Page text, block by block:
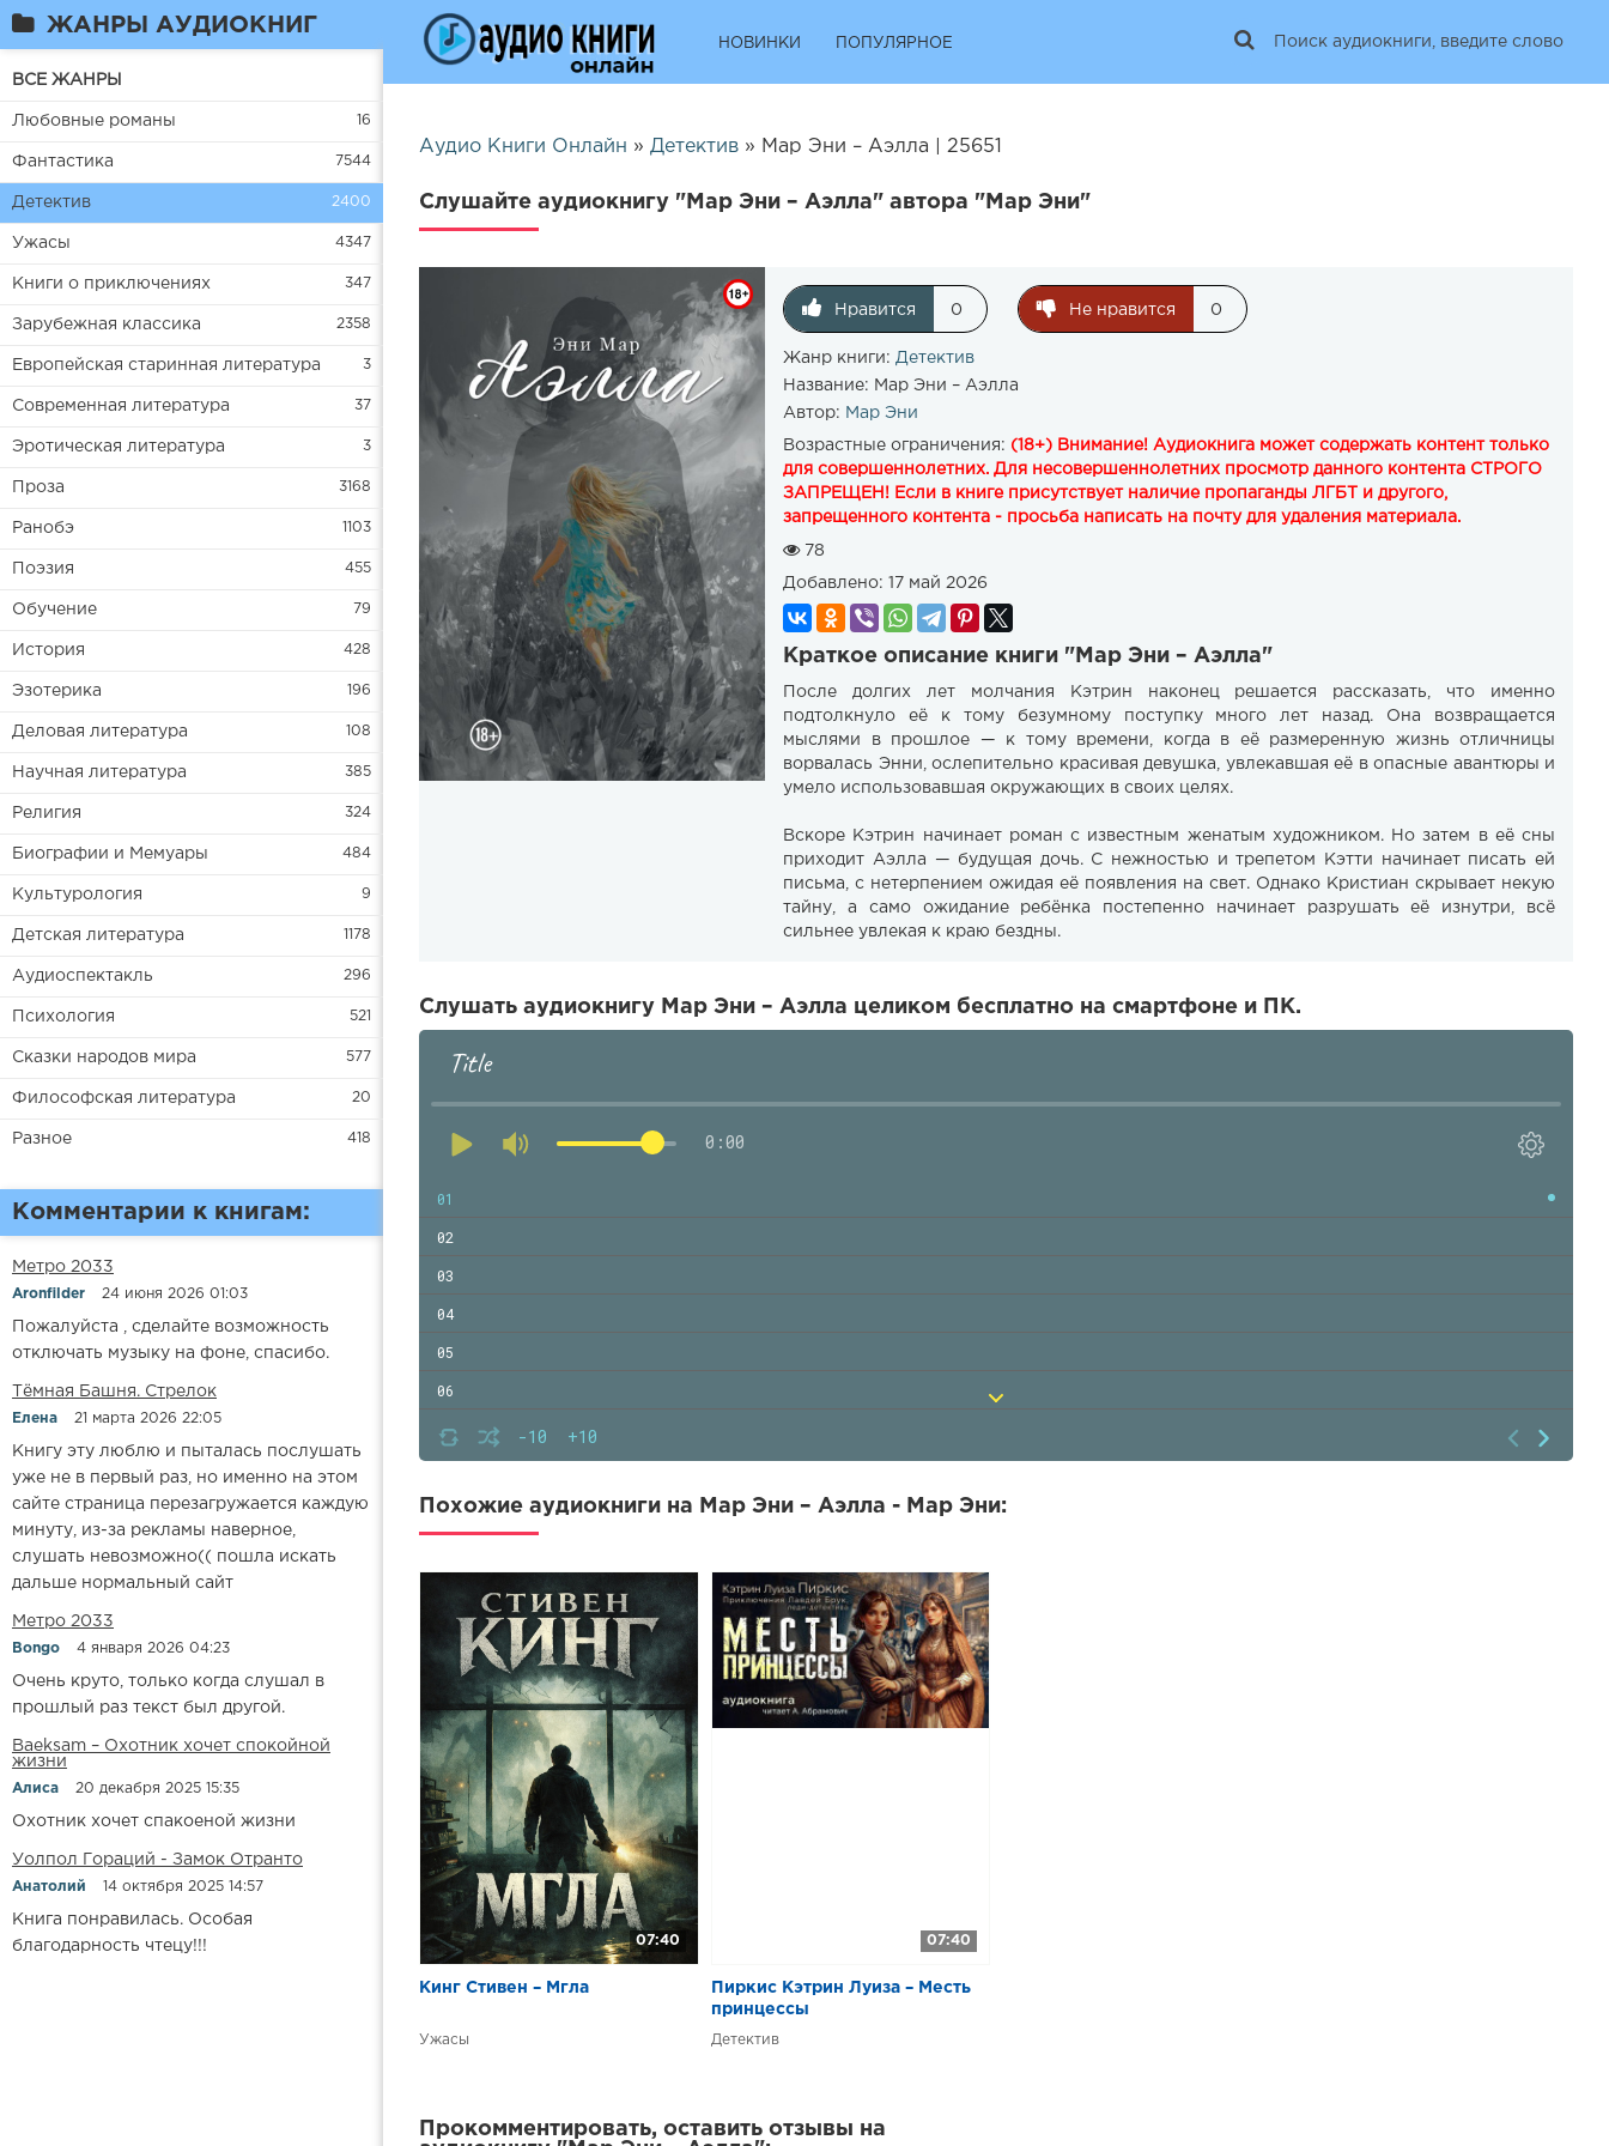
ЖАНРЫ АУДИОКНИГ
ВСЕ ЖАНРЫ
Любовные романы 16
Фантастика 7544
Детектив 2400
Ужасы 4347
Книги о приключениях 347
Зарубежная классика 2358
Европейская старинная литература 3
Современная литература 37
Эротическая литература 3
Проза 3168
Ранобэ 1103
Поэзия 455
Обучение 79
История 428
Эзотерика 196
Деловая литература 108
Научная литература 385
Религия 324
Биографии и Мемуары 484
Культурология 9
Детская литература 1178
Аудиоспектакль 296
Психология 521
Сказки народов мира 577
Философская литература 20
Разное 418
Комментарии к книгам:
Метро 2033
Aronfilder 24 июня 2026 01:03
Пожалуйста , сделайте возможность
отключать музыку на фоне, спасибо.
​​Тёмная Башня. Стрелок
Елена 21 марта 2026 22:05
Книгу эту люблю и пыталась послушать
уже не в первый раз, но именно на этом
сайте страница перезагружается каждую
минуту, из-за рекламы наверное,
слушать невозможно(( пошла искать
дальше нормальный сайт
Метро 2033
Bongo 4 января 2026 04:23
Очень круто, только когда слушал в
прошлый раз текст был другой.
Baeksam – Охотник хочет спокойной
жизни
Алиса 20 декабря 2025 15:35
Охотник хочет спакоеной жизни
Уолпол Гораций - Замок Отранто
Анатолий 14 октября 2025 14:57
Книга понравилась. Особая
благодарность чтецу!!!
НОВИНКИ ПОПУЛЯРНОЕ
Аудио Книги Онлайн » Детектив » Мар Эни – Аэлла | 25651
Слушайте аудиокнигу "Мар Эни – Аэлла" автора "Мар Эни"
Нравится 0 Не нравится 0
Жанр книги: Детектив
Название: Мар Эни – Аэлла
Автор: Мар Эни
Возрастные ограничения: (18+) Внимание! Аудиокнига может содержать контент только
для совершеннолетних. Для несовершеннолетних просмотр данного контента СТРОГО
ЗАПРЕЩЕН! Если в книге присутствует наличие пропаганды ЛГБТ и другого,
запрещенного контента - просьба написать на почту для удаления материала.
78
Добавлено: 17 май 2026
Краткое описание книги "Мар Эни – Аэлла"
После долгих лет молчания Кэтрин наконец решается рассказать, что именно
подтолкнуло её к тому безумному поступку много лет назад. Она возвращается
мыслями в прошлое — к тому времени, когда в её размеренную жизнь отличницы
ворвалась Энни, ослепительно красивая девушка, увлекавшая её в опасные авантюры и
умело использовавшая окружающих в своих целях.
Вскоре Кэтрин начинает роман с известным женатым художником. Но затем в её сны
приходит Аэлла — будущая дочь. С нежностью и трепетом Кэтти начинает писать ей
письма, с нетерпением ожидая её появления на свет. Однако Кристиан скрывает некую
тайну, а само ожидание ребёнка постепенно начинает разрушать её изнутри, всё
сильнее увлекая к краю бездны.
Слушать аудиокнигу Мар Эни – Аэлла целиком бесплатно на смартфоне и ПК.
Title
0:00
-10 +10
01
02
03
04
05
06
07
08
09
Похожие аудиокниги на Мар Эни – Аэлла - Мар Эни:
07:40
Кинг Стивен – Мгла
Ужасы
07:40
Пиркис Кэтрин Луиза – Месть
принцессы
Детектив
Прокомментировать, оставить отзывы на